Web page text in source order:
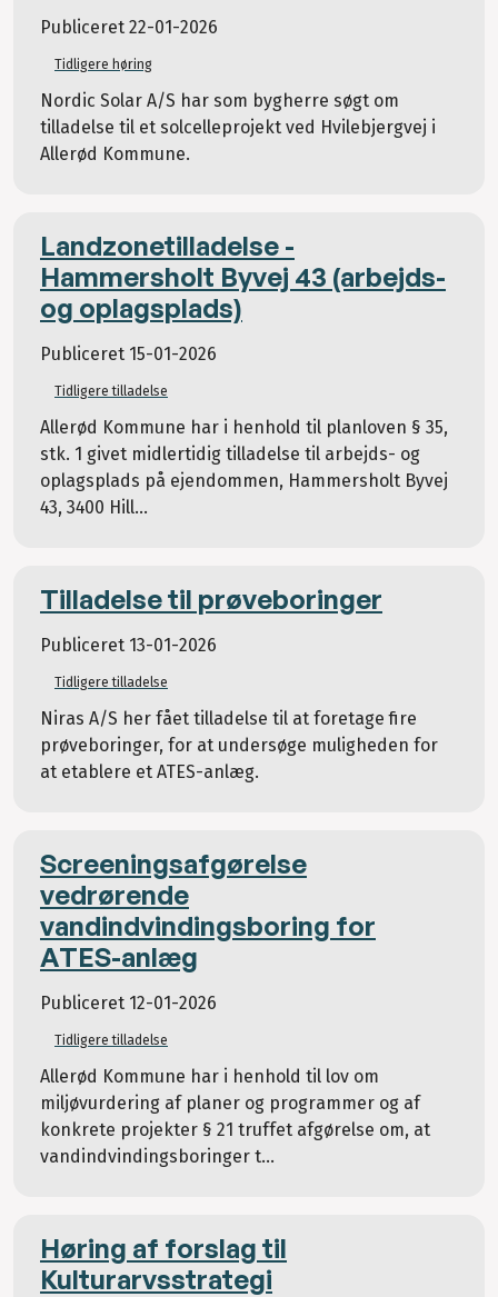
Publiceret 22-01-2026
Tidligere høring
Nordic Solar A/S har som bygherre søgt om
tilladelse til et solcelleprojekt ved Hvilebjergvej i
Allerød Kommune.
Landzonetilladelse -
Hammersholt Byvej 43 (arbejds-
og oplagsplads)
Publiceret 15-01-2026
Tidligere tilladelse
Allerød Kommune har i henhold til planloven § 35,
stk. 1 givet midlertidig tilladelse til arbejds- og
oplagsplads på ejendommen, Hammersholt Byvej
43, 3400 Hill...
Tilladelse til prøveboringer
Publiceret 13-01-2026
Tidligere tilladelse
Niras A/S her fået tilladelse til at foretage fire
prøveboringer, for at undersøge muligheden for
at etablere et ATES-anlæg.
Screeningsafgørelse
vedrørende
vandindvindingsboring for
ATES-anlæg
Publiceret 12-01-2026
Tidligere tilladelse
Allerød Kommune har i henhold til lov om
miljøvurdering af planer og programmer og af
konkrete projekter § 21 truffet afgørelse om, at
vandindvindingsboringer t...
Høring af forslag til
Kulturarvsstrategi